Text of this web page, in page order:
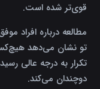
قوی‌تر شده است.
مطالعه درباره افراد
تو نشان می‌دهد
تکرار به درجه عالی
دوچندان می‌کند.